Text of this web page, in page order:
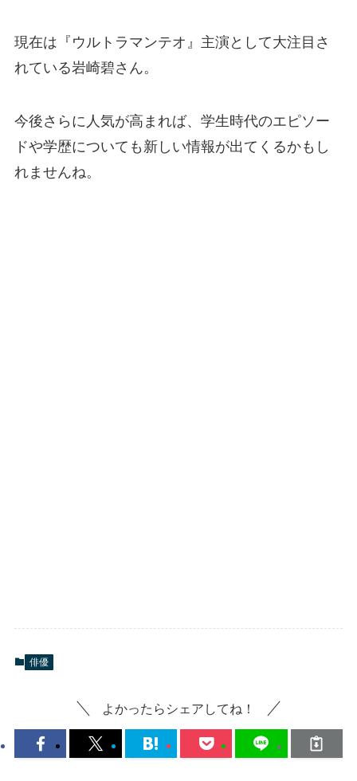
現在は『ウルトラマンテオ』主演として大注目さ
れている岩崎碧さん。
今後さらに人気が高まれば、学生時代のエピソー
ドや学歴についても新しい情報が出てくるかもし
れませんね。
俳優
よかったらシェアしてね！